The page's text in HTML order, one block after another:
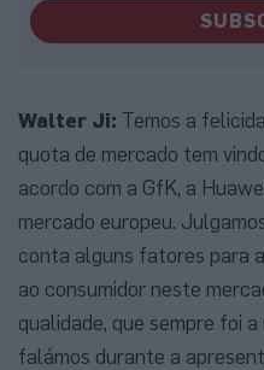
Walter Ji: Temos a
quota de mercado tem
acordo com a GfK, a
mercado europeu.
conta alguns fatores para
ao consumidor neste
qualidade, que sempre foi
falámos durante a